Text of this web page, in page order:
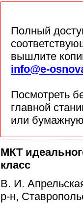
Полный
вышлите
info@e-
Посмотреть
главной
или
МКТ
класс
В. И.
р-н,